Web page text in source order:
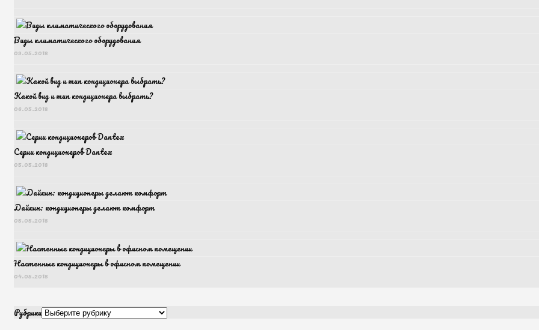
Виды климатического оборудования
09.05.2018
Какой вид и тип кондиционера выбрать?
06.05.2018
Серии кондиционеров Dantex
05.05.2018
Дайкин: кондиционеры делают комфорт
05.05.2018
Настенные кондиционеры в офисном помещении
04.05.2018
Рубрики